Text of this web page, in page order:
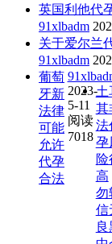
英国利他代
91xlbadm
关于爱尔兰
91xlbadm
葡萄
牙新
法律
可能
允许
代孕
合法
2023-
5-11
阅读
7018
土
其
法
孕
险
高
勿
信
良